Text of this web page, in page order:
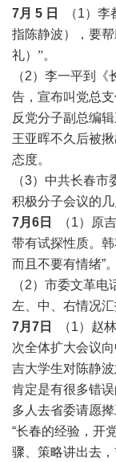
7月 5 日
（1）李
指陈静波），要
礼） ”。
（2）李一平到
告，宣布叫党总
反党分子副总编
王亚晖不久后被
态度。
（3）中共长春
积极分子会议的几
7月6日
（1）原
带有试探性质。
而且不要有情绪”。
（2）市委文革
左、中、右情况汇
7月7日
（1）赵
次全体扩大会议
吉大学生对陈静
肯定是有很多错
多人去省委请愿撵
“长春的经验，开
骤、策略讲出去